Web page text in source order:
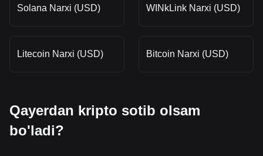
Solana Narxi (USD) WINkLink Narxi (USD)
Litecoin Narxi (USD) Bitcoin Narxi (USD)
Qayerdan kripto sotib olsam
bo'ladi?